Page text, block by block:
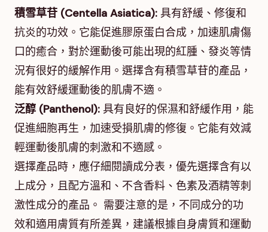
積雪草苷 (Centella Asiatica): 具有舒緩、修復和
抗炎的功效。它能促進膠原蛋白合成，加速肌膚傷
口的癒合，對於運動後可能出現的紅腫、發炎等情
況有很好的緩解作用。選擇含有積雪草苷的產品，
能有效舒緩運動後的肌膚不適。
泛醇 (Panthenol): 具有良好的保濕和舒緩作用，能
促進細胞再生，加速受損肌膚的修復。它能有效減
輕運動後肌膚的刺激和不適感。
選擇產品時，應仔細閱讀成分表，優先選擇含有以
上成分，且配方溫和、不含香料、色素及酒精等刺
激性成分的產品。 需要注意的是，不同成分的功
效和適用膚質有所差異，建議根據自身膚質和運動